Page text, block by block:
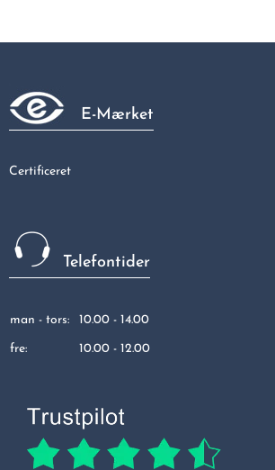
75,00 kr
E-Mærket
Certificeret
Telefontider
man - tors: 10.00 - 14.00
fre: 10.00 - 12.00